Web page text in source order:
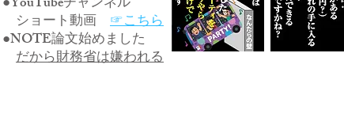
ショート動画 ☞こちら
●NOTE論文始めました
だから財務省は嫌われる